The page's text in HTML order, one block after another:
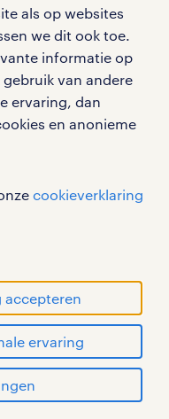
als op websites
we dit ook toe.
informatie op
van andere
ervaring, dan
en anonieme
cookieverklaring
accepteren
ervaring
en SHAPING THE